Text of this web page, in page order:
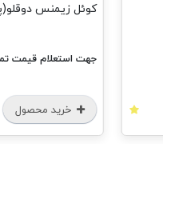
کوئل زیمنس
جهت استعلام قیمت
خرید محصول